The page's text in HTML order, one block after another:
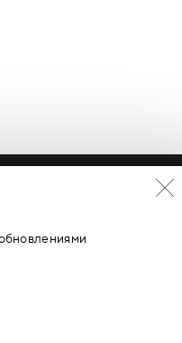
2026Материалы сайта
права. Запрещается
любое использование
“ОБ АВТОРСКОМ ПРАВЕ И
19 июля 1995 г., 20 июля